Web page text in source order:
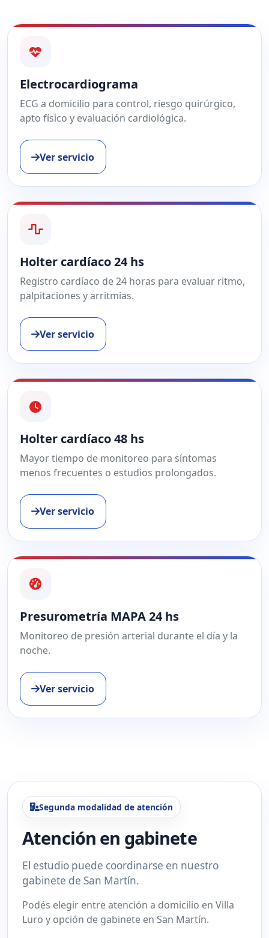
Electrocardiograma
ECG a domicilio para control, riesgo quirúrgico,
apto físico y evaluación cardiológica.
Ver servicio
Holter cardíaco 24 hs
Registro cardíaco de 24 horas para evaluar ritmo,
palpitaciones y arritmias.
Ver servicio
Holter cardíaco 48 hs
Mayor tiempo de monitoreo para síntomas
menos frecuentes o estudios prolongados.
Ver servicio
Presurometría MAPA 24 hs
Monitoreo de presión arterial durante el día y la
noche.
Ver servicio
Segunda modalidad de atención
Atención en gabinete
El estudio puede coordinarse en nuestro
gabinete de San Martín.
Podés elegir entre atención a domicilio en Villa
Luro y opción de gabinete en San Martín.